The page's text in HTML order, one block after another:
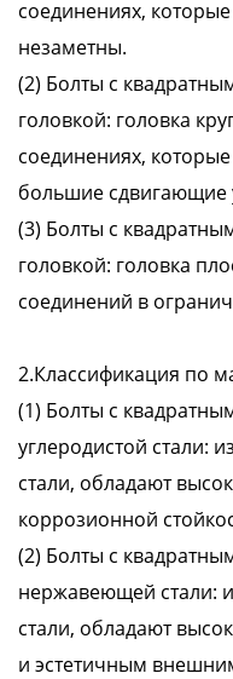
соединениях,
незаметны.
(2) Болты с
головкой: головка
соединениях,
большие сдвигающие
(3) Болты с
головкой: головка
соединений в
2.Классификация по
(1) Болты с
углеродистой стали:
стали, обладают
коррозионной
(2) Болты с
нержавеющей стали:
стали, обладают
и эстетичным